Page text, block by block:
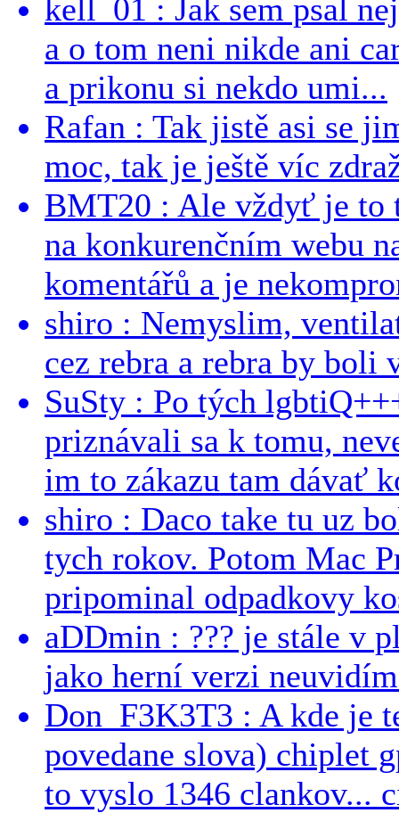
kell_01 : Jak sem psal
a o tom neni nikde ani
a prikonu si nekdo umi...
Rafan : Tak jistě asi se
moc, tak je ještě víc
BMT20 : Ale vždyť je to
na konkurenčním webu
komentářů a je
shiro : Nemyslim,
cez rebra a rebra by boli
SuSty : Po tých
priznávali sa k tomu,
im to zákazu tam dávať
shiro : Daco take tu uz
tych rokov. Potom Mac
pripominal odpadkovy
aDDmin : ??? je stále v
jako herní verzi
Don_F3K3T3 : A kde je
povedane slova) chiplet
to vyslo 1346 clankov...